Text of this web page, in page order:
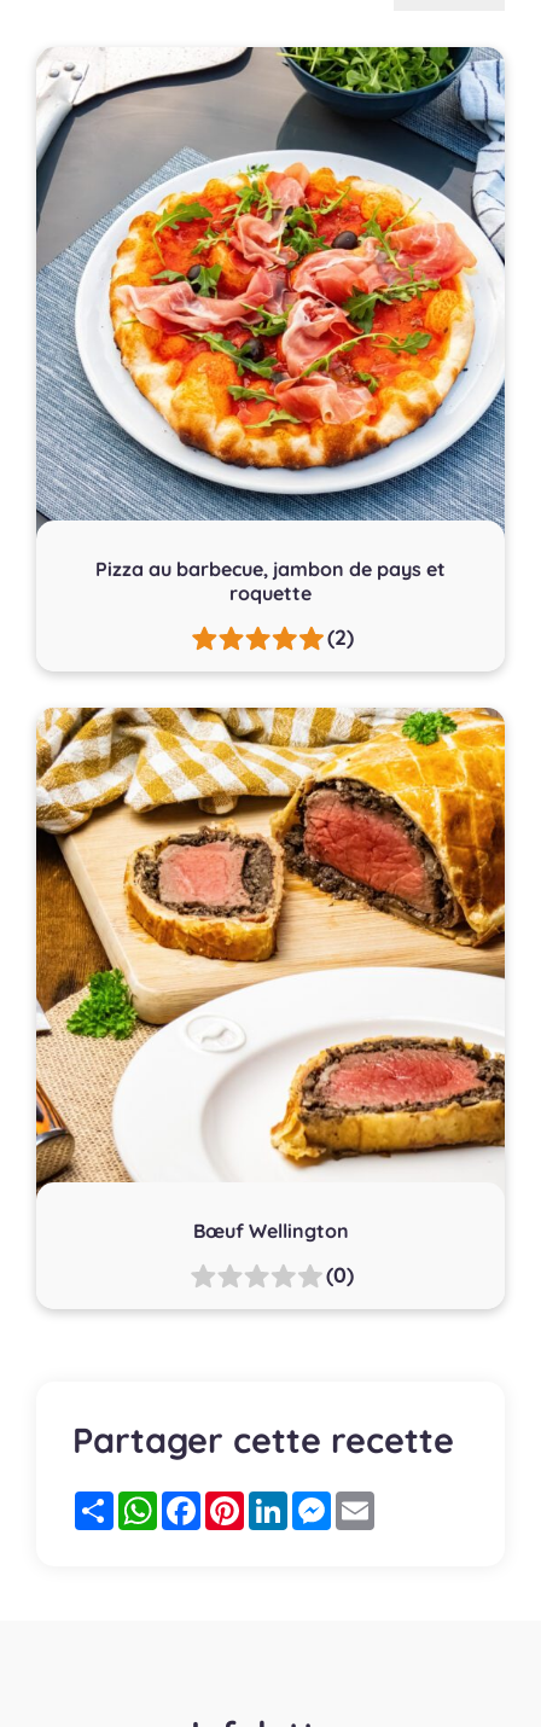
Pizza au barbecue, jambon de pays et
roquette
(2)
Bœuf Wellington
(0)
Partager cette recette
PartagerWhatsApp
FacebookPinterestLinkedInMessenger